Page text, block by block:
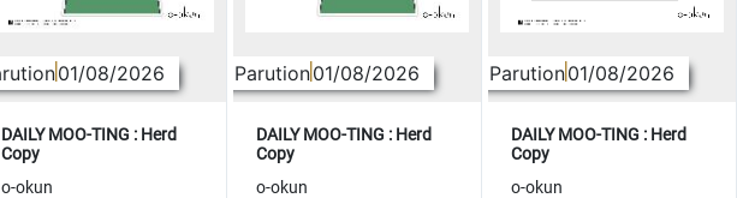
01/08/2026
DAILY MOO-TING : Herd
Copy
o-okun
Parution01/08/2026
DAILY MOO-TING : Herd
Copy
o-okun
Parution01/08/2026
DAILY MOO-TING : Herd
Copy
o-okun